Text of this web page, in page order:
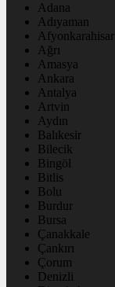
Adana
Adıyaman
Afyonkarahisar
Ağrı
Amasya
Ankara
Antalya
Artvin
Aydın
Balıkesir
Bilecik
Bingöl
Bitlis
Bolu
Burdur
Bursa
Çanakkale
Çankırı
Çorum
Denizli